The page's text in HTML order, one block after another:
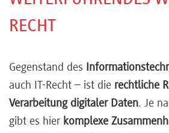
Learnings
Referenten
RECHT
Gegenstand des
auch IT-Recht – ist die rechtliche
Verarbeitung digitaler Daten. Je
gibt es hier komplexe